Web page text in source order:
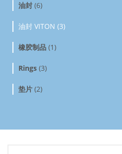
油封 (6)
油封 VITON (3)
橡胶制品 (1)
Rings (3)
垫片 (2)